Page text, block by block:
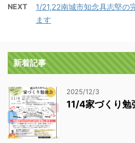
NEXT
1/21,22南城市知念具志堅の
ます
新着記事
2025/12/3
11/4家づくり勉